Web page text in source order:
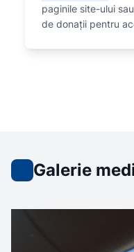
paginile site-ului
de donații pentru
Galerie